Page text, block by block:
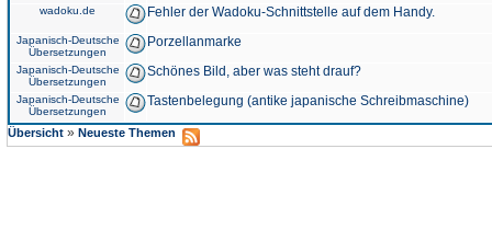
wadoku.de Fehler der Wadoku-Schnittstelle auf dem Handy.
Japanisch-Deutsche
Übersetzungen
Porzellanmarke
Japanisch-Deutsche
Übersetzungen
Schönes Bild, aber was steht drauf?
Japanisch-Deutsche
Übersetzungen
Tastenbelegung (antike japanische Schreibmaschine)
Übersicht » Neueste Themen